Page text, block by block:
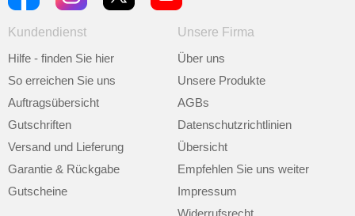
Kundendienst
Hilfe - finden Sie hier
So erreichen Sie uns
Auftragsübersicht
Gutschriften
Versand und Lieferung
Garantie & Rückgabe
Gutscheine
Unsere Firma
Über uns
Unsere Produkte
AGBs
Datenschutzrichtlinien
Übersicht
Empfehlen Sie uns weiter
Impressum
Widerrufsrecht